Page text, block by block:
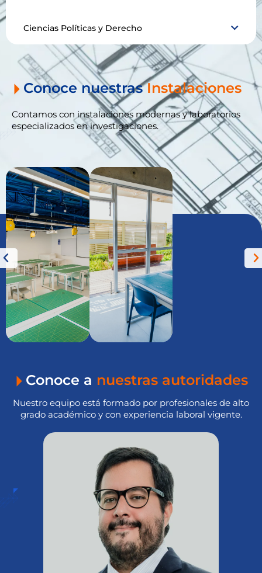
Ciencias Políticas y Derecho
Conoce nuestrasInstalaciones
Contamos con instalaciones modernas y laboratorios
especializados en investigaciones.
Conoce a nuestras autoridades
Nuestro equipo está formado por profesionales de alto
grado académico y con experiencia laboral vigente.